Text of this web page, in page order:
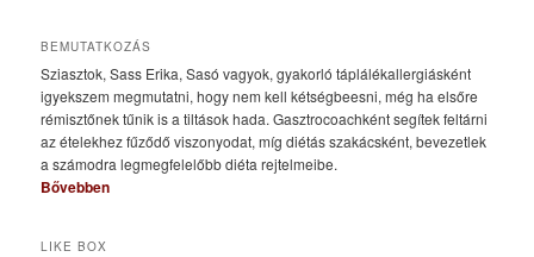
BEMUTATKOZÁS
Sziasztok, Sass Erika, Sasó vagyok, gyakorló táplálékallergiásként
igyekszem megmutatni, hogy nem kell kétségbeesni, még ha elsőre
rémisztőnek tűnik is a tiltások hada. Gasztrocoachként segítek feltárni
az ételekhez fűződő viszonyodat, míg diétás szakácsként, bevezetlek
a számodra legmegfelelőbb diéta rejtelmeibe.
Bővebben
LIKE BOX